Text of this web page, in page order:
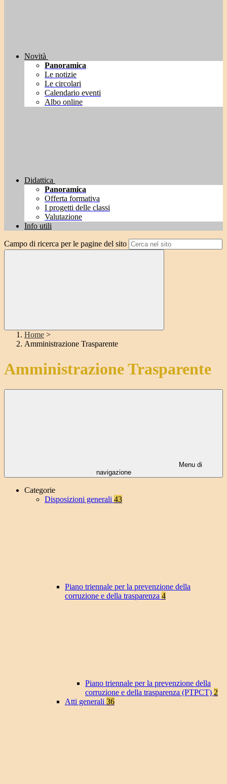
Novità
Panoramica
Le notizie
Le circolari
Calendario eventi
Albo online
Didattica
Panoramica
Offerta formativa
I progetti delle classi
Valutazione
Info utili
Campo di ricerca per le pagine del sito
Home >
Amministrazione Trasparente
Amministrazione Trasparente
Menu di
navigazione
Categorie
Disposizioni generali 43
Piano triennale per la prevenzione della
corruzione e della trasparenza 4
Piano triennale per la prevenzione della
corruzione e della trasparenza (PTPCT) 2
Atti generali 36